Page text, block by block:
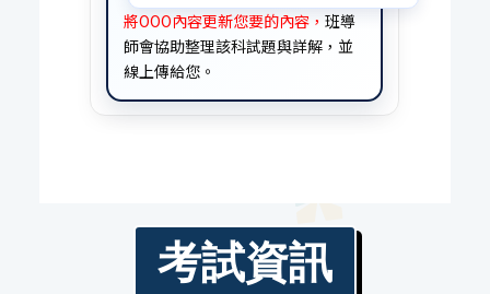
將OOO內容更新您要的內容，班導
師會協助整理該科試題與詳解，並
線上傳給您。
考試資訊